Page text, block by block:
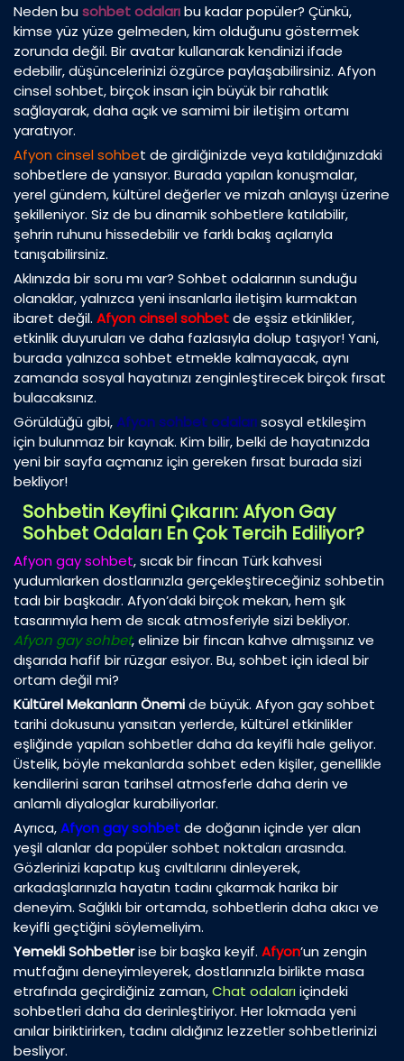
Neden busohbet odalarıbu kadar popüler? Çünkü,
kimse yüz yüze gelmeden, kim olduğunu göstermek
zorunda değil. Bir avatar kullanarak kendinizi ifade
edebilir, düşüncelerinizi özgürce paylaşabilirsiniz. Afyon
cinsel sohbet, birçok insan için büyük bir rahatlık
sağlayarak, daha açık ve samimi bir iletişim ortamı
yaratıyor.
Afyon cinsel sohbet de girdiğinizde veya katıldığınızdaki
sohbetlere de yansıyor. Burada yapılan konuşmalar,
yerel gündem, kültürel değerler ve mizah anlayışı üzerine
şekilleniyor. Siz de bu dinamik sohbetlere katılabilir,
şehrin ruhunu hissedebilir ve farklı bakış açılarıyla
tanışabilirsiniz.
Aklınızda bir soru mı var? Sohbet odalarının sunduğu
olanaklar, yalnızca yeni insanlarla iletişim kurmaktan
ibaret değil. Afyon cinsel sohbetde eşsiz etkinlikler,
etkinlik duyuruları ve daha fazlasıyla dolup taşıyor! Yani,
burada yalnızca sohbet etmekle kalmayacak, aynı
zamanda sosyal hayatınızı zenginleştirecek birçok fırsat
bulacaksınız.
Görüldüğü gibi,Afyon sohbet odalarısosyal etkileşim
için bulunmaz bir kaynak. Kim bilir, belki de hayatınızda
yeni bir sayfa açmanız için gereken fırsat burada sizi
bekliyor!
Sohbetin Keyfini Çıkarın: Afyon Gay
Sohbet Odaları En Çok Tercih Ediliyor?
Afyon gay sohbet, sıcak bir fincan Türk kahvesi
yudumlarken dostlarınızla gerçekleştireceğiniz sohbetin
tadı bir başkadır. Afyon’daki birçok mekan, hem şık
tasarımıyla hem de sıcak atmosferiyle sizi bekliyor.
Afyon gay sohbet, elinize bir fincan kahve almışsınız ve
dışarıda hafif bir rüzgar esiyor. Bu, sohbet için ideal bir
ortam değil mi?
Kültürel Mekanların Önemide büyük. Afyon gay sohbet
tarihi dokusunu yansıtan yerlerde, kültürel etkinlikler
eşliğinde yapılan sohbetler daha da keyifli hale geliyor.
Üstelik, böyle mekanlarda sohbet eden kişiler, genellikle
kendilerini saran tarihsel atmosferle daha derin ve
anlamlı diyaloglar kurabiliyorlar.
Ayrıca,Afyon gay sohbetde doğanın içinde yer alan
yeşil alanlar da popüler sohbet noktaları arasında.
Gözlerinizi kapatıp kuş cıvıltılarını dinleyerek,
arkadaşlarınızla hayatın tadını çıkarmak harika bir
deneyim. Sağlıklı bir ortamda, sohbetlerin daha akıcı ve
keyifli geçtiğini söylemeliyim.
Yemekli Sohbetlerise bir başka keyif. Afyon’un zengin
mutfağını deneyimleyerek, dostlarınızla birlikte masa
etrafında geçirdiğiniz zaman,Chat odalarıiçindeki
sohbetleri daha da derinleştiriyor. Her lokmada yeni
anılar biriktirirken, tadını aldığınız lezzetler sohbetlerinizi
besliyor.